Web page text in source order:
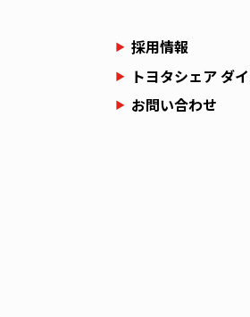
採用情報
トヨタシェア ダ
お問い合わせ